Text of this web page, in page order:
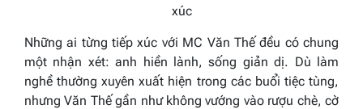
xúc
Những ai từng tiếp xúc với MC Văn Thế đều có chung
một nhận xét: anh hiền lành, sống giản dị. Dù làm
nghề thường xuyên xuất hiện trong các buổi tiệc tùng,
nhưng Văn Thế gần như không vướng vào rượu chè, cờ